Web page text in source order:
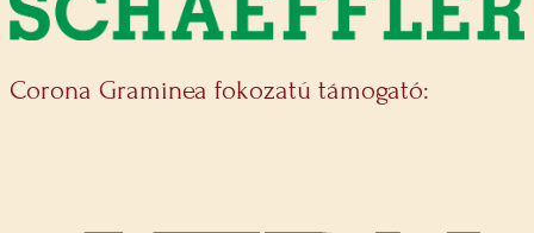
Corona Graminea fokozatú támogató: